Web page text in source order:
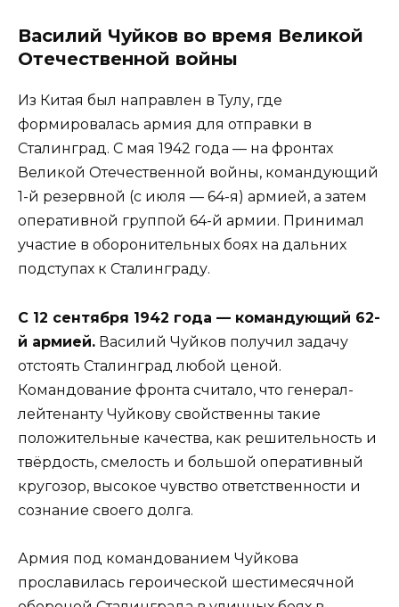
Василий Чуйков во время Великой
Отечественной войны
Из Китая был направлен в Тулу, где
формировалась армия для отправки в
Сталинград. С мая 1942 года — на фронтах
Великой Отечественной войны, командующий
1-й резервной (с июля — 64-я) армией, а затем
оперативной группой 64-й армии. Принимал
участие в оборонительных боях на дальних
подступах к Сталинграду.
С 12 сентября 1942 года — командующий 62-
й армией. Василий Чуйков получил задачу
отстоять Сталинград любой ценой.
Командование фронта считало, что генерал-
лейтенанту Чуйкову свойственны такие
положительные качества, как решительность и
твёрдость, смелость и большой оперативный
кругозор, высокое чувство ответственности и
сознание своего долга.
Армия под командованием Чуйкова
прославилась героической шестимесячной